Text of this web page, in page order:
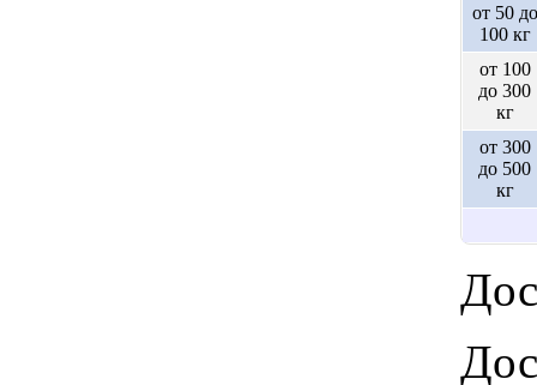
от 50 до
100 кг
от 100
до 300
кг
от 300
до 500
кг